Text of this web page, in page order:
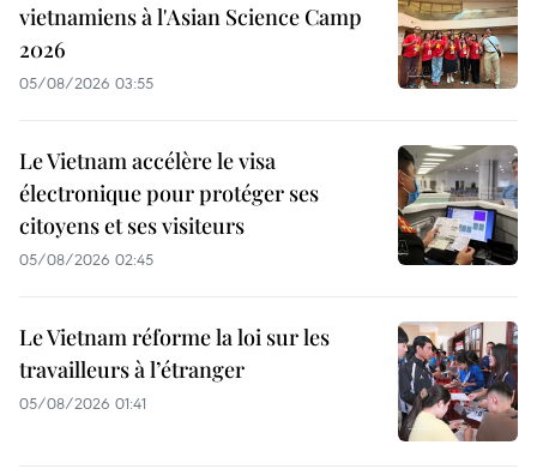
vietnamiens à l'Asian Science Camp
2026
05/08/2026 03:55
Le Vietnam accélère le visa
électronique pour protéger ses
citoyens et ses visiteurs
05/08/2026 02:45
Le Vietnam réforme la loi sur les
travailleurs à l’étranger
05/08/2026 01:41